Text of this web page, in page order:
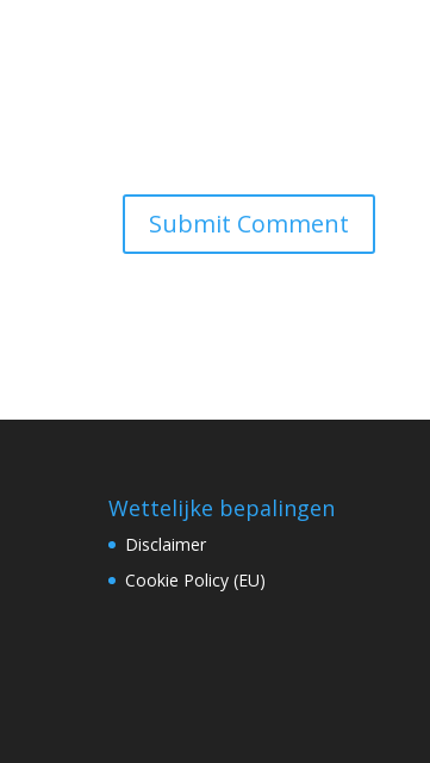
Wettelijke bepalingen
Disclaimer
Cookie Policy (EU)